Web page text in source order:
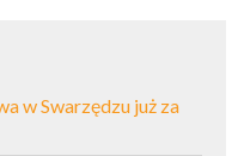
w Swarzędzu już za